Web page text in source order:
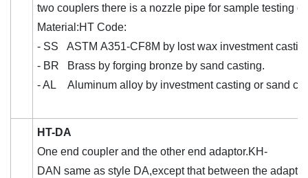
two couplers there is a nozzle pipe for sample testing
Material:HT Code:
- SS ASTM A351-CF8M by lost wax investment
- BR Brass by forging bronze by sand casting.
- AL Aluminum alloy by investment casting or sand
HT-DA
One end coupler and the other end adaptor.KH-
DAN same as style DA,except that between the